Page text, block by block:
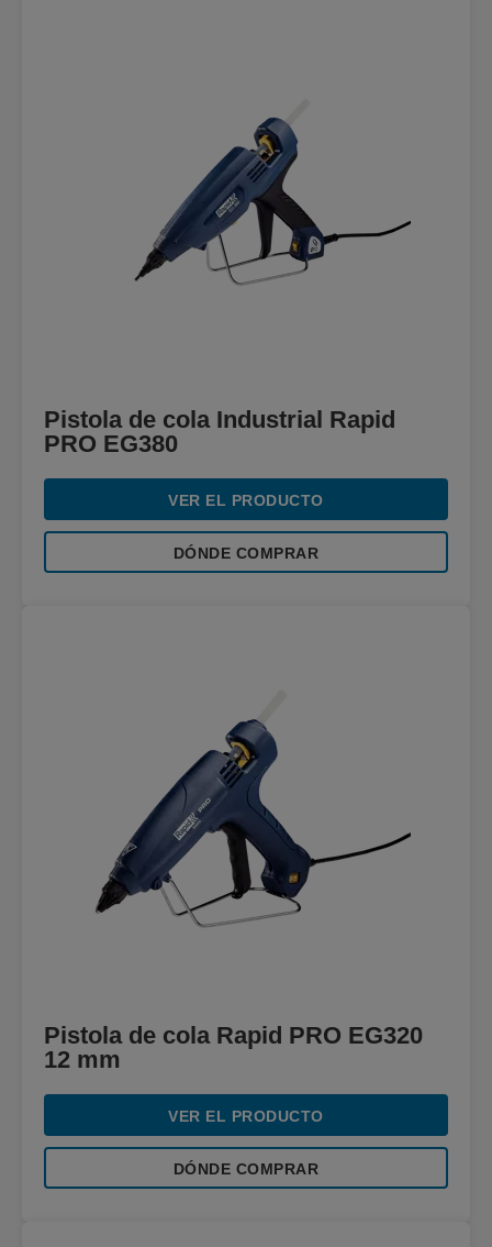
Pistola de cola Industrial Rapid
PRO EG380
VER EL PRODUCTO
DÓNDE COMPRAR
Pistola de cola Rapid PRO EG320
12 mm
VER EL PRODUCTO
DÓNDE COMPRAR